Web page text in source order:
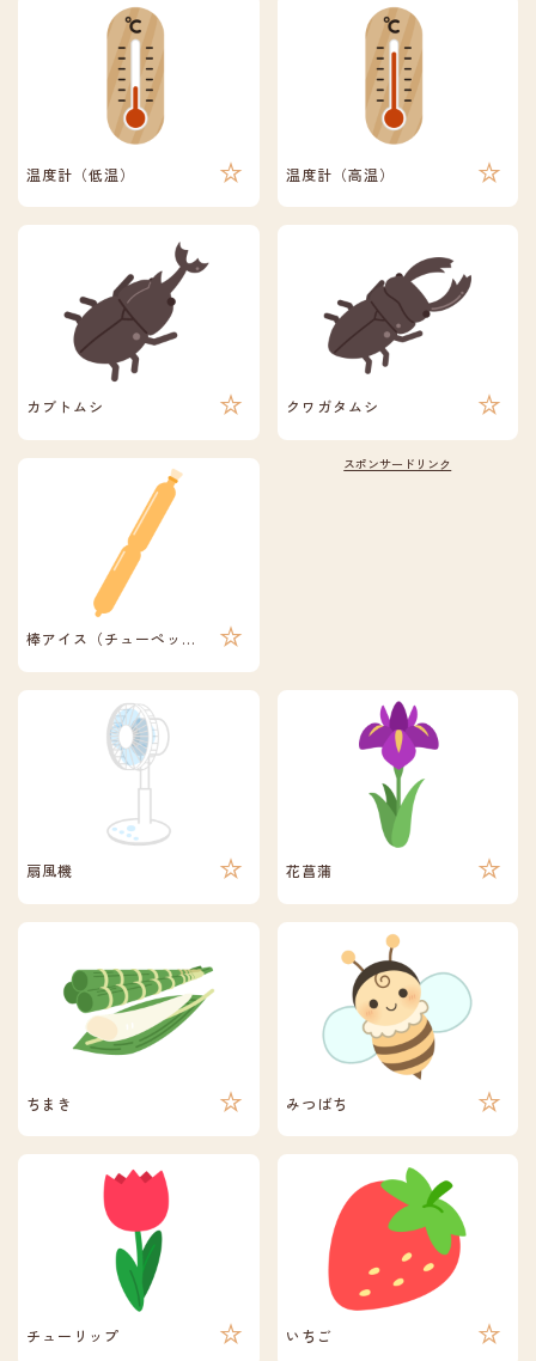
温度計（低温） 温度計（高温）
カブトムシ クワガタムシ
棒アイス（チューペット・ポッキンアイス）
扇風機 花菖蒲
ちまき みつばち
チューリップ いちご